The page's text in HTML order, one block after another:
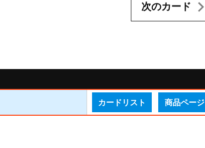
次のカード
カードリスト 商品ページ